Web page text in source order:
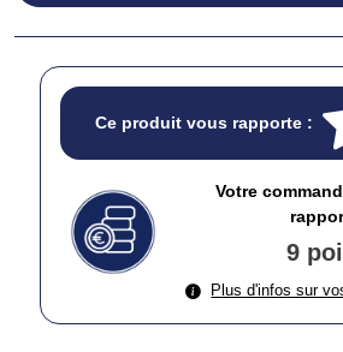
Ce produit vous rapporte :
Votre
9
Plus d'infos sur